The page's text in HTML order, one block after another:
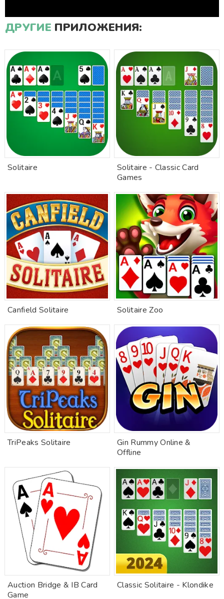
ДРУГИЕ ПРИЛОЖЕНИЯ:
Solitaire
Solitaire - Classic Card
Games
Canfield Solitaire Solitaire Zoo
TriPeaks Solitaire
Gin Rummy Online &
Offline
Auction Bridge & IB Card
Game
Classic Solitaire - Klondike